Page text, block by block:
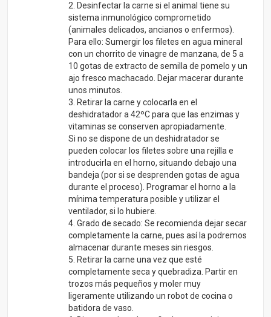
2. Desinfectar la carne si el animal tiene su
sistema inmunológico comprometido
(animales delicados, ancianos o enfermos).
Para ello: Sumergir los filetes en agua mineral
con un chorrito de vinagre de manzana, de 5 a
10 gotas de extracto de semilla de pomelo y un
ajo fresco machacado. Dejar macerar durante
unos minutos.
3. Retirar la carne y colocarla en el
deshidratador a 42ºC para que las enzimas y
vitaminas se conserven apropiadamente.
Si no se dispone de un deshidratador se
pueden colocar los filetes sobre una rejilla e
introducirla en el horno, situando debajo una
bandeja (por si se desprenden gotas de agua
durante el proceso). Programar el horno a la
mínima temperatura posible y utilizar el
ventilador, si lo hubiere.
4. Grado de secado: Se recomienda dejar secar
completamente la carne, pues así la podremos
almacenar durante meses sin riesgos.
5. Retirar la carne una vez que esté
completamente seca y quebradiza. Partir en
trozos más pequeños y moler muy
ligeramente utilizando un robot de cocina o
batidora de vaso.